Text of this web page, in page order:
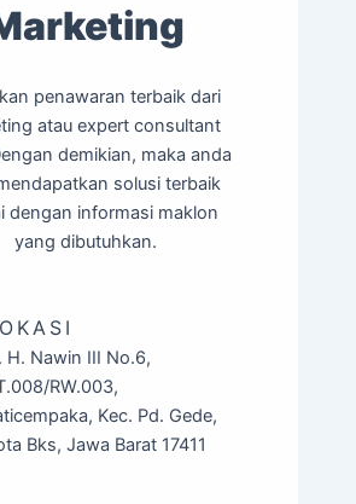
penawaran terbaik dari
atau expert consultant
demikian, maka anda
solusi terbaik
dengan informasi maklon
yang dibutuhkan.
H. Nawin III No.6,
RW.003,
Kec. Pd. Gede,
Bks, Jawa Barat 17411